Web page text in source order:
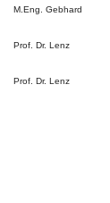
M.Eng. Gebhard
Prof. Dr. Lenz
Prof. Dr. Lenz